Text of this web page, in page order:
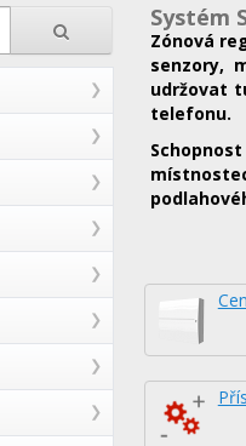
Systém
Zónová
senzory,
udržovat
telefonu.